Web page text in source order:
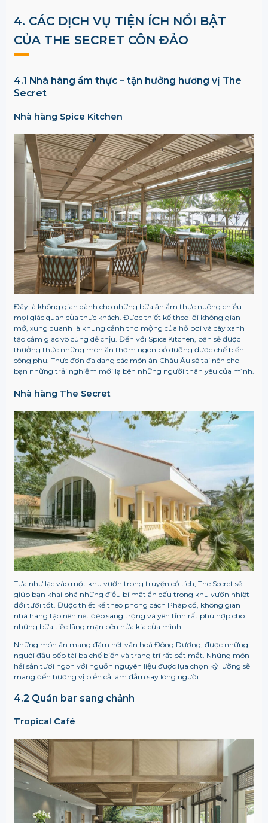
4. CÁC DỊCH VỤ TIỆN ÍCH NỔI BẬT
CỦA THE SECRET CÔN ĐẢO
4.1 Nhà hàng ẩm thực – tận hưởng hương vị The
Secret
Nhà hàng Spice Kitchen
Đây là không gian dành cho những bữa ăn ẩm thực nuông chiều
mọi giác quan của thực khách. Được thiết kế theo lối không gian
mở, xung quanh là khung cảnh thơ mộng của hồ bơi và cây xanh
tạo cảm giác vô cùng dễ chịu. Đến với Spice Kitchen, bạn sẽ được
thưởng thức những món ăn thơm ngon bổ dưỡng được chế biến
công phu. Thực đơn đa dạng các món ăn Châu Âu sẽ tại nên cho
bạn những trải nghiệm mới lạ bên những người thân yêu của mình.
Nhà hàng The Secret
Tựa như lạc vào một khu vườn trong truyện cổ tích, The Secret sẽ
giúp bạn khai phá những điều bí mật ẩn dấu trong khu vườn nhiệt
đới tươi tốt. Được thiết kế theo phong cách Pháp cổ, không gian
nhà hàng tạo nên nét đẹp sang trọng và yên tĩnh rất phù hợp cho
những bữa tiệc lãng mạn bên nửa kia của mình.
Những món ăn mang đậm nét văn hoá Đông Dương, được những
người đầu bếp tài ba chế biến và trang trí rất bắt mắt. Những món
hải sản tươi ngon với nguồn nguyên liệu được lựa chọn kỹ lưỡng sẽ
mang đến hương vị biển cả làm đắm say lòng người.
4.2 Quán bar sang chảnh
Tropical Café